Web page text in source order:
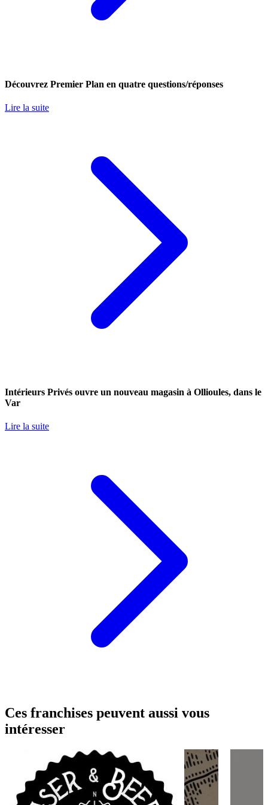
Découvrez Premier Plan en quatre questions/réponses
Lire la suite
Intérieurs Privés ouvre un nouveau magasin à Ollioules, dans le
Var
Lire la suite
Ces franchises peuvent aussi vous
intéresser